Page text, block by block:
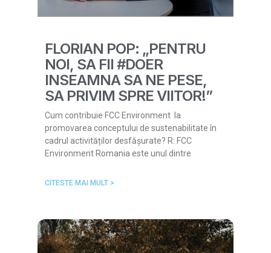
FLORIAN POP: „PENTRU
NOI, SA FII #DOER
INSEAMNA SA NE PESE,
SA PRIVIM SPRE VIITOR!”
Cum contribuie FCC Environment la
promovarea conceptului de sustenabilitate în
cadrul activităților desfășurate? R: FCC
Environment Romania este unul dintre
CITESTE MAI MULT >